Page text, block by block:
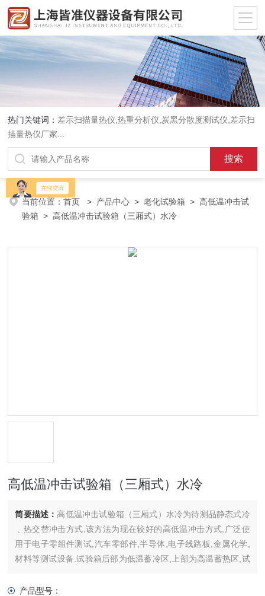
热门关键词： 差示扫描量热仪 ,热重分析仪 炭黑分散度测试仪 差示扫
描量热仪厂家
当前位置：首页 > 产品中心 >老化试验箱 >高低温冲击试
验箱 > 高低温冲击试验箱（三厢式）水冷
高低温冲击试验箱（三厢式）水冷
简要描述： 高低温冲击试验箱（三厢式）水冷为待测品静态式冷
﹑热交替冲击方式,该方法为现在较好的高低温冲击方式,广泛使
用于电子零组件测试,汽车零部件,半导体,电子线路板,金属化学,
材料等测试设备.试验箱后部为低温蓄冷区,上部为高温蓄热区,试
温内循环.低温冲击时,上风门关闭,下风门打开,形成低温内循环。
产品型号：